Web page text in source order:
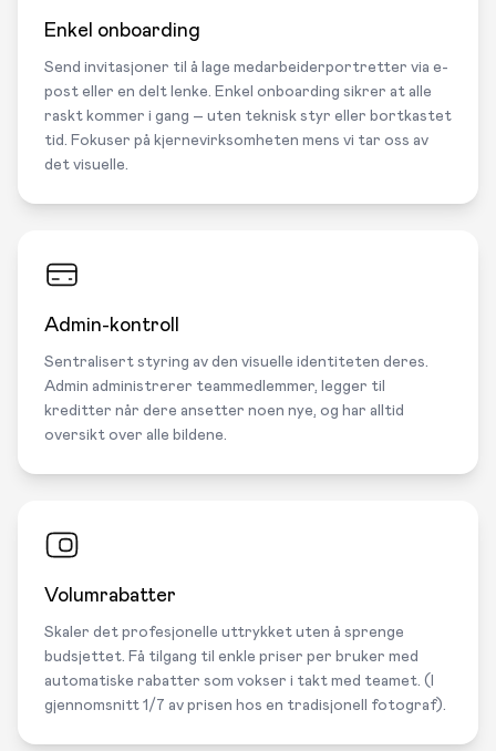
Enkel onboarding
Send invitasjoner til å lage medarbeiderportretter via e-
post eller en delt lenke. Enkel onboarding sikrer at alle
raskt kommer i gang – uten teknisk styr eller bortkastet
tid. Fokuser på kjernevirksomheten mens vi tar oss av
det visuelle.
Admin-kontroll
Sentralisert styring av den visuelle identiteten deres.
Admin administrerer teammedlemmer, legger til
kreditter når dere ansetter noen nye, og har alltid
oversikt over alle bildene.
Volumrabatter
Skaler det profesjonelle uttrykket uten å sprenge
budsjettet. Få tilgang til enkle priser per bruker med
automatiske rabatter som vokser i takt med teamet. (I
gjennomsnitt 1/7 av prisen hos en tradisjonell fotograf).